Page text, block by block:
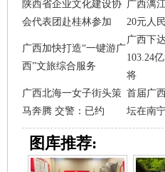
陕西省企业文化建设协
会代表团赴桂林参加
广西漓
20元人
广西加快打造“一键游广
西”文旅综合服务
广西下
103.24
将
广西北海一女子街头策
马奔腾 交警：已约
首届广
坛在南
图库推荐: